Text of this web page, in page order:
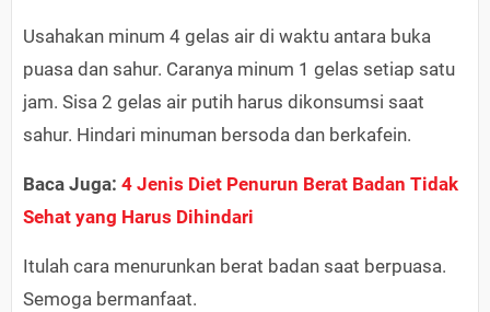
Usahakan minum 4 gelas air di waktu antara buka
puasa dan sahur. Caranya minum 1 gelas setiap satu
jam. Sisa 2 gelas air putih harus dikonsumsi saat
sahur. Hindari minuman bersoda dan berkafein.
Baca Juga: 4 Jenis Diet Penurun Berat Badan Tidak
Sehat yang Harus Dihindari
Itulah cara menurunkan berat badan saat berpuasa.
Semoga bermanfaat.